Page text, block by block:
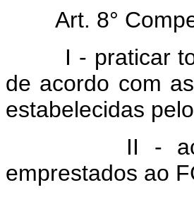
Art. 8°
I - praticar
de acordo com
estabelecidas
II -
emprestados ao